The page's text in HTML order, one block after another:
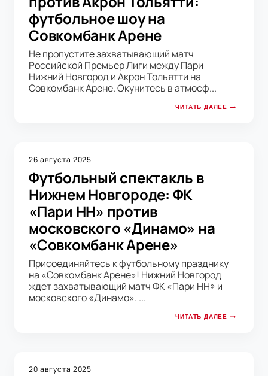
футбольное шоу на
Совкомбанк Арене
Не пропустите захватывающий матч
Российской Премьер Лиги между Пари
Нижний Новгород и Акрон Тольятти на
Совкомбанк Арене. Окунитесь в атмосф...
ЧИТАТЬ ДАЛЕЕ
26 августа 2025
Футбольный спектакль в
Нижнем Новгороде: ФК
«Пари НН» против
московского «Динамо» на
«Совкомбанк Арене»
Присоединяйтесь к футбольному празднику
на «Совкомбанк Арене»! Нижний Новгород
ждет захватывающий матч ФК «Пари НН» и
московского «Динамо». ...
ЧИТАТЬ ДАЛЕЕ
20 августа 2025